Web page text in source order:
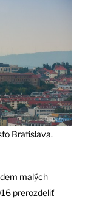
Bratislava.
malých
prerozdeliť